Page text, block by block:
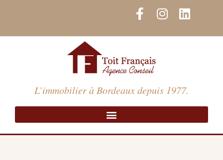
F
a
c
b
o
o
k
-
f
I
n
s
a
m
L
i
n
i
n
L’immobilier à Bordeaux depuis 1977.